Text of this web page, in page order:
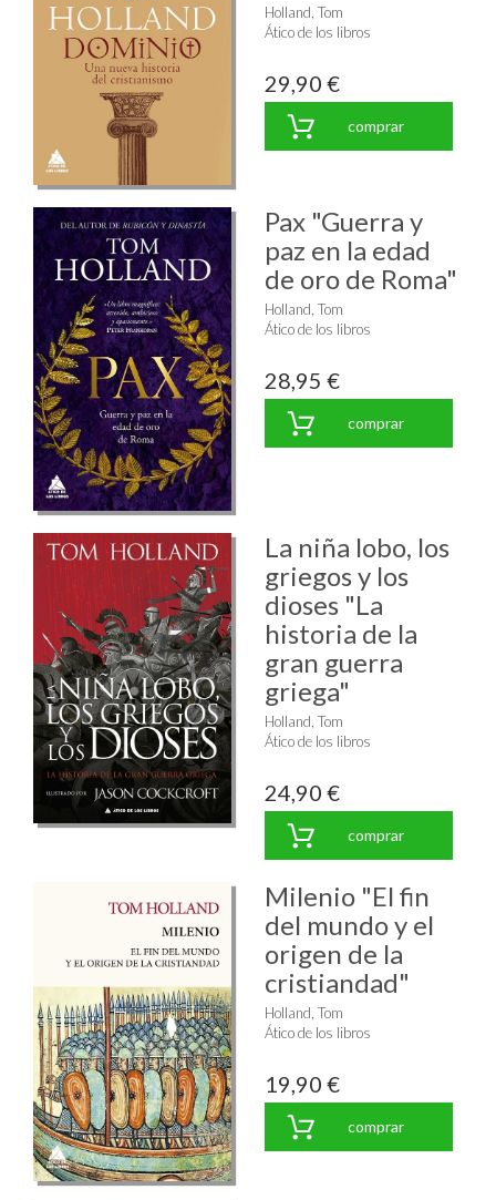
Holland, Tom
Ático de los libros
29,90 €
comprar
Pax "Guerra y
paz en la edad
de oro de Roma"
Holland, Tom
Ático de los libros
28,95 €
comprar
La niña lobo, los
griegos y los
dioses "La
historia de la
gran guerra
griega"
Holland, Tom
Ático de los libros
24,90 €
comprar
Milenio "El fin
del mundo y el
origen de la
cristiandad"
Holland, Tom
Ático de los libros
19,90 €
comprar